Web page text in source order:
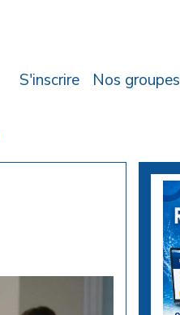
S'inscrire Nos groupes